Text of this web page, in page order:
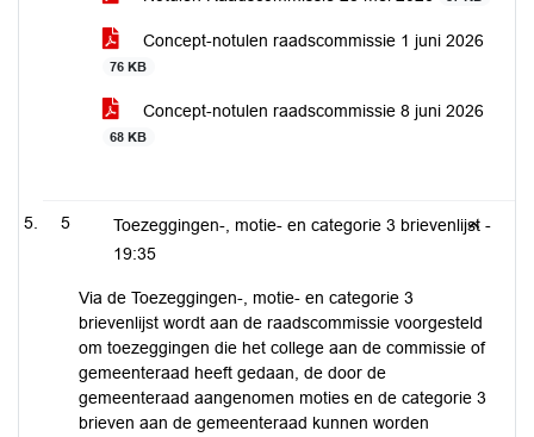
Concept-notulen raadscommissie 1 juni 2026
76 KB
Concept-notulen raadscommissie 8 juni 2026
68 KB
5
Toezeggingen-, motie- en categorie 3 brievenlijst -
19:35
Via de Toezeggingen-, motie- en categorie 3
brievenlijst wordt aan de raadscommissie voorgesteld
om toezeggingen die het college aan de commissie of
gemeenteraad heeft gedaan, de door de
gemeenteraad aangenomen moties en de categorie 3
brieven aan de gemeenteraad kunnen worden